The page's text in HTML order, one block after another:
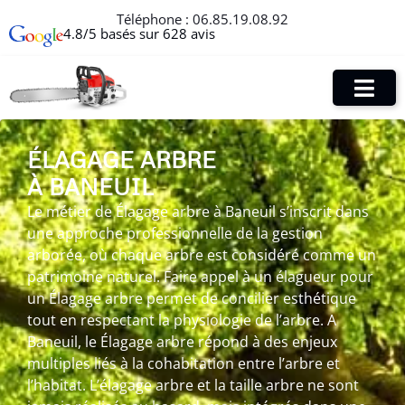
Téléphone : 06.85.19.08.92
4.8/5 basés sur 628 avis
ÉLAGAGE ARBRE
À BANEUIL
Le métier de Élagage arbre à Baneuil s’inscrit dans
une approche professionnelle de la gestion
arborée, où chaque arbre est considéré comme un
patrimoine naturel. Faire appel à un élagueur pour
un Élagage arbre permet de concilier esthétique
tout en respectant la physiologie de l’arbre. A
Baneuil, le Élagage arbre répond à des enjeux
multiples liés à la cohabitation entre l’arbre et
l’habitat. L’élagage arbre et la taille arbre ne sont